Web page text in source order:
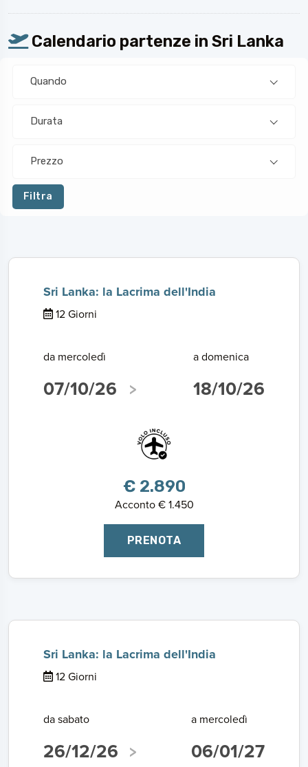
Calendario partenze in Sri Lanka
Quando
Durata
Prezzo
Filtra
Sri Lanka: la Lacrima dell'India
12 Giorni
da mercoledì
07/10/26
a domenica
18/10/26
€ 2.890
Acconto € 1.450
PRENOTA
Sri Lanka: la Lacrima dell'India
12 Giorni
da sabato
26/12/26
a mercoledì
06/01/27